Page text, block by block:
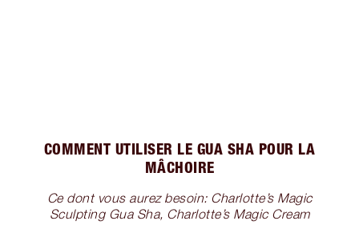
COMMENT UTILISER LE GUA SHA POUR LA
MÂCHOIRE
Ce dont vous aurez besoin: Charlotte’s Magic
Sculpting Gua Sha, Charlotte’s Magic Cream